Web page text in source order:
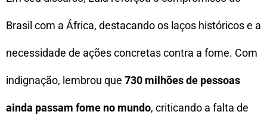
Brasil com a África, destacando os laços históricos e a
necessidade de ações concretas contra a fome. Com
indignação, lembrou que 730 milhões de pessoas
ainda passam fome no mundo, criticando a falta de